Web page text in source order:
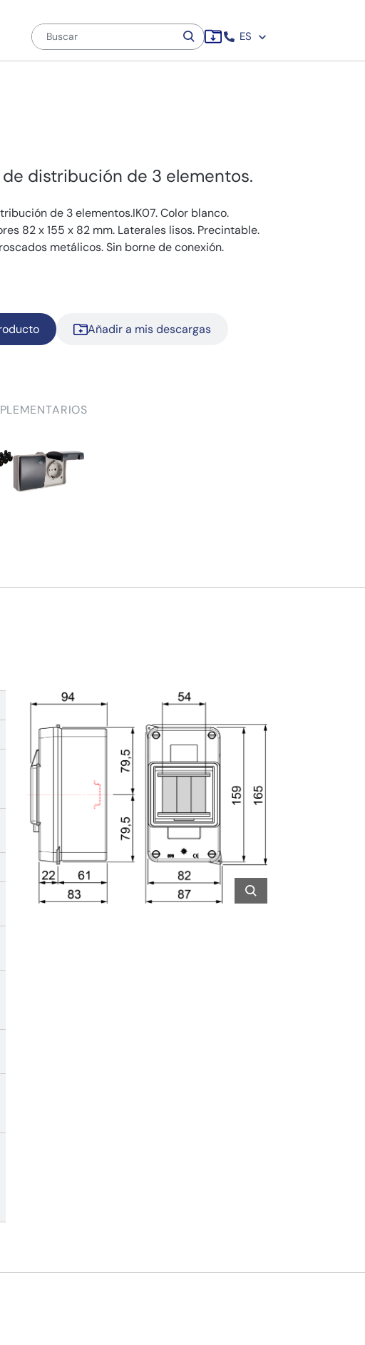
ES
distribución de 3 elementos.
de 3 elementos.IK07. Color blanco.
82 x 155 x 82 mm. Laterales lisos. Precintable.
metálicos. Sin borne de conexión.
Añadir a mis descargas